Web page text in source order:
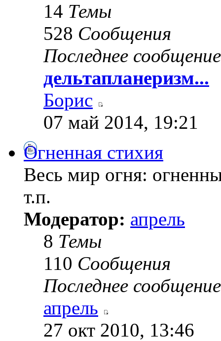
14 Темы
528 Сообщения
Последнее сообщение
дельтапланеризм...
Борис
07 май 2014, 19:21
Огненная стихия
Весь мир огня:
т.п.
Модератор: апрель
8 Темы
110 Сообщения
Последнее сообщение
апрель
27 окт 2010, 13:46